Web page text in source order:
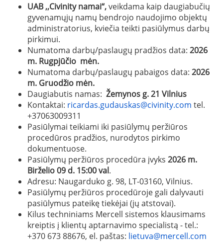
UAB ,,Civinity namai“,veikdama kaip daugiabučių
gyvenamųjų namų bendrojo naudojimo objektų
administratorius, kviečia teikti pasiūlymus darbų
pirkimui.
Numatoma darbų/paslaugų pradžios data: 2026
m. Rugpjūčio mėn.
Numatoma darbų/paslaugų pabaigos data: 2026
m. Gruodžio mėn.
Daugiabutis namas: Žemynos g. 21 Vilnius
Kontaktai: ricardas.gudauskas@civinity.com tel.
+37063009311
Pasiūlymai teikiami iki pasiūlymų peržiūros
procedūros pradžios, nurodytos pirkimo
dokumentuose.
Pasiūlymų peržiūros procedūra įvyks 2026 m.
Birželio 09 d. 15:00 val.
Adresu: Naugarduko g. 98, LT-03160, Vilnius.
Pasiūlymų peržiūros procedūroje gali dalyvauti
pasiūlymus pateikę tiekėjai (jų atstovai).
Kilus techniniams Mercell sistemos klausimams
kreiptis į klientų aptarnavimo specialistą - tel.:
+370 673 88676, el. paštas: lietuva@mercell.com